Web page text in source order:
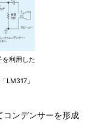
利用した
LM317」
コンデンサーを形成